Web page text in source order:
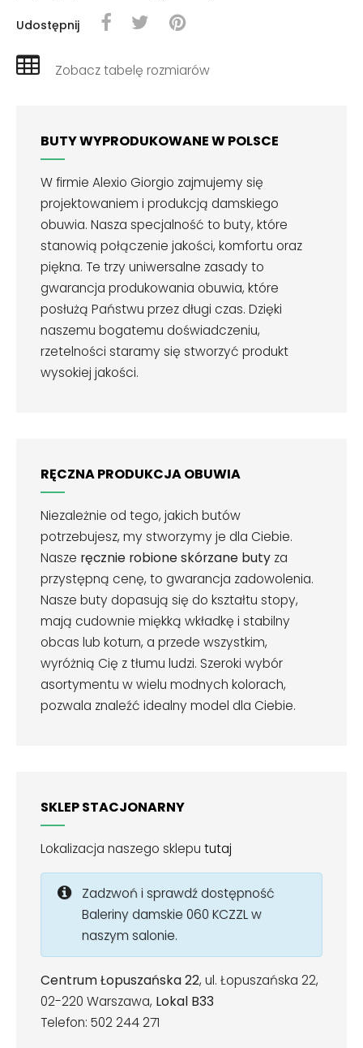
Udostępnij
Zobacz tabelę rozmiarów
BUTY WYPRODUKOWANE W POLSCE
W firmie Alexio Giorgio zajmujemy się
projektowaniem i produkcją damskiego
obuwia. Nasza specjalność to buty, które
stanowią połączenie jakości, komfortu oraz
piękna. Te trzy uniwersalne zasady to
gwarancja produkowania obuwia, które
posłużą Państwu przez długi czas. Dzięki
naszemu bogatemu doświadczeniu,
rzetelności staramy się stworzyć produkt
wysokiej jakości.
RĘCZNA PRODUKCJA OBUWIA
Niezależnie od tego, jakich butów
potrzebujesz, my stworzymy je dla Ciebie.
Nasze ręcznie robione skórzane buty za
przystępną cenę, to gwarancja zadowolenia.
Nasze buty dopasują się do kształtu stopy,
mają cudownie miękką wkładkę i stabilny
obcas lub koturn, a przede wszystkim,
wyróżnią Cię z tłumu ludzi. Szeroki wybór
asortymentu w wielu modnych kolorach,
pozwala znaleźć idealny model dla Ciebie.
SKLEP STACJONARNY
Lokalizacja naszego sklepu tutaj
Zadzwoń i sprawdź dostępność
Baleriny damskie 060 KCZZL w
naszym salonie.
Centrum Łopuszańska 22, ul. Łopuszańska 22,
02-220 Warszawa, Lokal B33
Telefon: 502 244 271